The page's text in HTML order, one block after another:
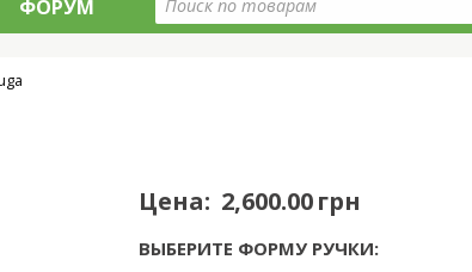
ФОРУМ
Цена: 2,600.00 грн
ВЫБЕРИТЕ ФОРМУ РУЧКИ: